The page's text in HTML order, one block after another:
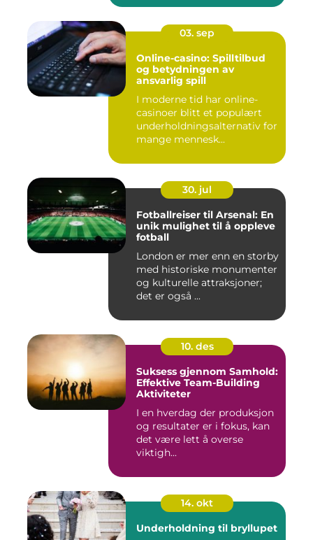
03. sep
Online-casino: Spilltilbud
og betydningen av
ansvarlig spill
I moderne tid har online-
casinoer blitt et populært
underholdningsalternativ for
mange mennesk...
30. jul
Fotballreiser til Arsenal: En
unik mulighet til å oppleve
fotball
London er mer enn en storby
med historiske monumenter
og kulturelle attraksjoner;
det er også ...
10. des
Suksess gjennom Samhold:
Effektive Team-Building
Aktiviteter
I en hverdag der produksjon
og resultater er i fokus, kan
det være lett å overse
viktigh...
14. okt
Underholdning til bryllupet